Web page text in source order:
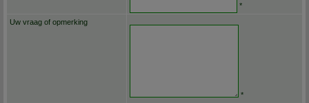
*
Uw vraag of opmerking
*